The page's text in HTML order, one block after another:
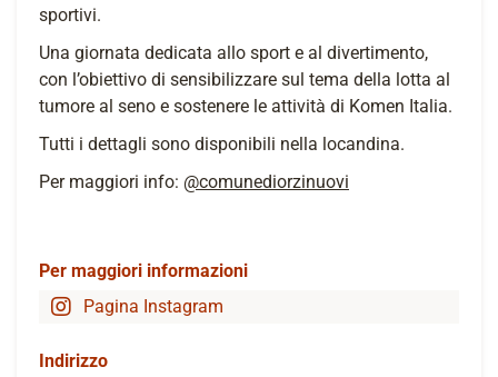
sportivi.
Una giornata dedicata allo sport e al divertimento,
con l’obiettivo di sensibilizzare sul tema della lotta al
tumore al seno e sostenere le attività di Komen Italia.
Tutti i dettagli sono disponibili nella locandina.
Per maggiori info: @comunediorzinuovi
Per maggiori informazioni
Pagina Instagram
Indirizzo